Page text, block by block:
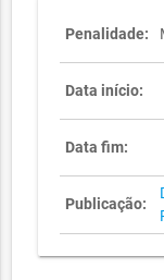
Penalidade:
Data início:
Data fim:
Publicação: